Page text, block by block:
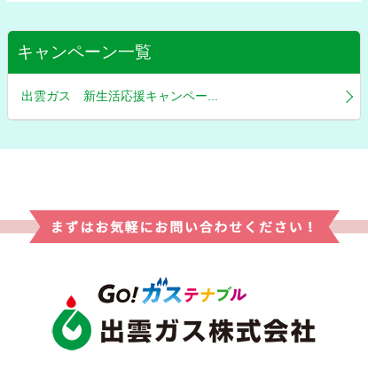
キャンペーン一覧
出雲ガス 新生活応援キャンペー...